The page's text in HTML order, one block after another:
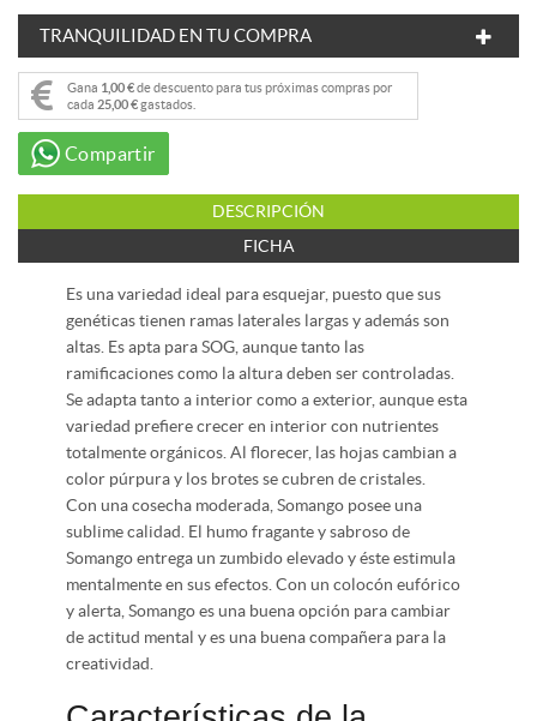
TRANQUILIDAD EN TU COMPRA
Gana 1,00 €de descuento para tus próximas compras por
cada 25,00 €gastados.
Compartir
DESCRIPCIÓN
FICHA
Es una variedad ideal para esquejar, puesto que sus
genéticas tienen ramas laterales largas y además son
altas. Es apta para SOG, aunque tanto las
ramificaciones como la altura deben ser controladas.
Se adapta tanto a interior como a exterior, aunque esta
variedad prefiere crecer en interior con nutrientes
totalmente orgánicos. Al florecer, las hojas cambian a
color púrpura y los brotes se cubren de cristales.
Con una cosecha moderada, Somango posee una
sublime calidad. El humo fragante y sabroso de
Somango entrega un zumbido elevado y éste estimula
mentalmente en sus efectos. Con un colocón eufórico
y alerta, Somango es una buena opción para cambiar
de actitud mental y es una buena compañera para la
creatividad.